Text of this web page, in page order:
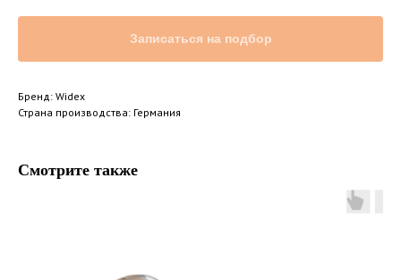
Записаться на подбор
Бренд: Widex
Страна производства: Германия
Смотрите также